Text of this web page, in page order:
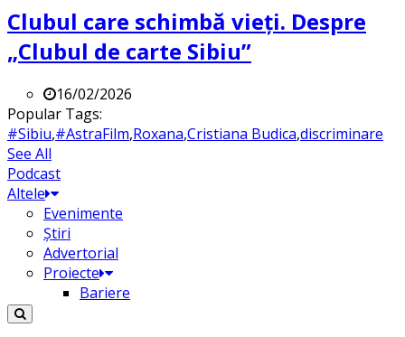
Clubul care schimbă vieți. Despre
„Clubul de carte Sibiu”
16/02/2026
Popular Tags:
#Sibiu,#AstraFilm,Roxana,Cristiana Budica,discriminare
See All
Podcast
Altele
Evenimente
Știri
Advertorial
Proiecte
Bariere